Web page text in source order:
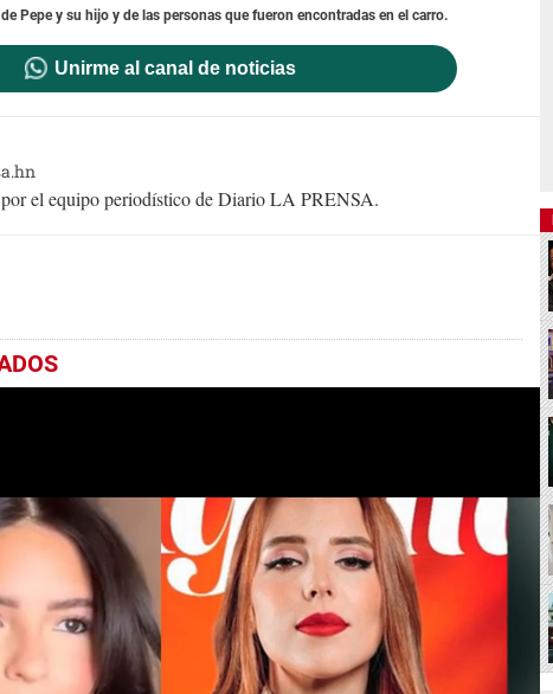
Pepe y su hijo y de las personas que fueron encontradas en el carro.
Unirme al canal de noticias
el equipo periodístico de Diario LA PRENSA.